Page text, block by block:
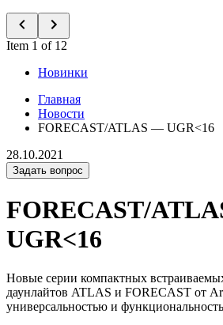
Item 1 of 12
Новинки
Главная
Новости
FORECAST/ATLAS — UGR<16
28.10.2021
Задать вопрос
FORECAST/
UGR<16
Новые серии компактных
даунлайтов ATLAS и FORECAST от
универсальностью и